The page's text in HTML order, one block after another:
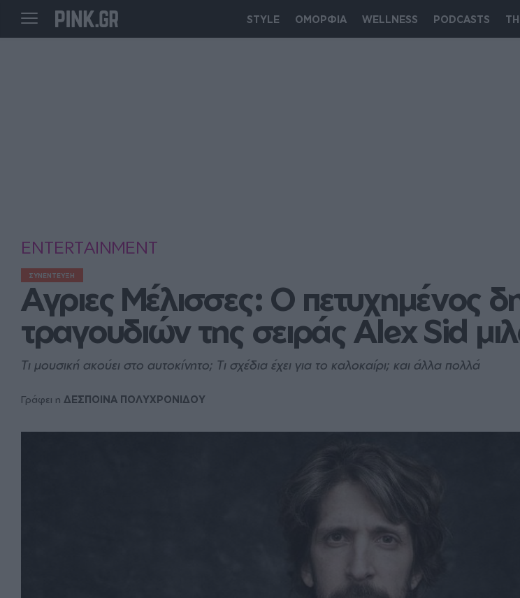
STYLE ΟΜΟΡΦΙΑ WELLNESS PODCASTS
ENTERTAINMENT
ΣΥΝΕΝΤΕΥΞΗ
Αγριες Μέλισσες: O πετυχημένος
τραγουδιών της σειράς Alex Sid
Tι μουσική ακούει στο αυτοκίνητο; Tι σχέδια έχει για το καλοκαίρι; και άλλα πολλά
Γράφει η ΔΕΣΠΟΙΝΑ ΠΟΛΥΧΡΟΝΙΔΟΥ